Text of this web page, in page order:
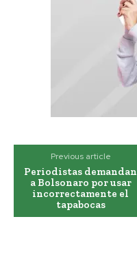
Previous article
Periodistas demandan
a Bolsonaro por usar
incorrectamente el
tapabocas